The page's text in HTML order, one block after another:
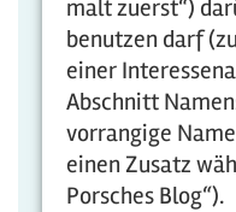
malt zuerst“)
benutzen darf
einer
Abschnitt
vorrangige
einen Zusatz
Porsches Blog“).